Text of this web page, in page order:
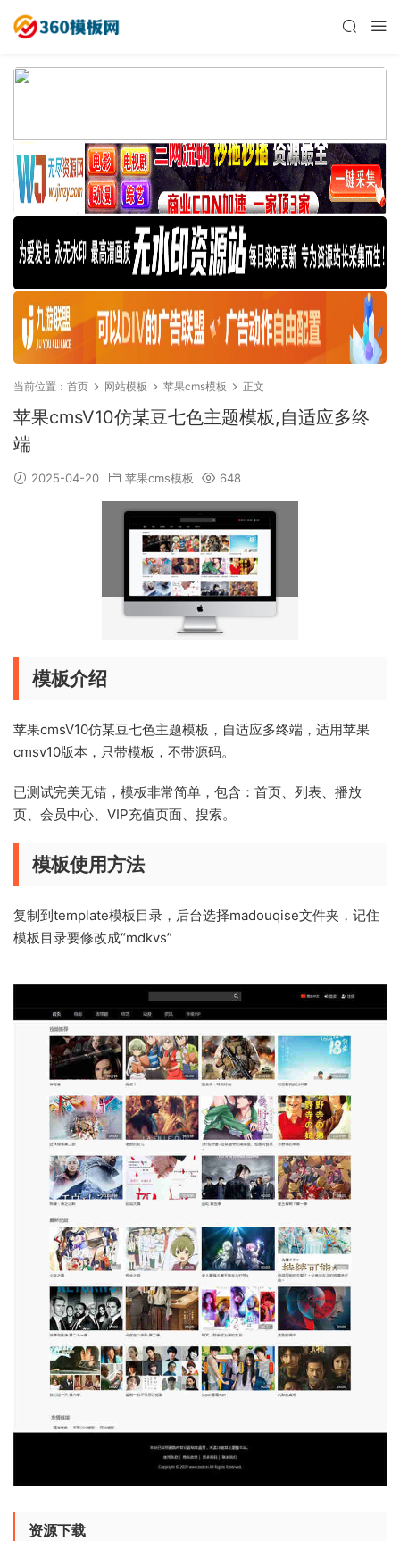
当前位置： 首页 网站模板 苹果cms模板 正文
苹果cmsV10仿某豆七色主题模板,自适应多终
端
2025-04-20 苹果cms模板 648
模板介绍
苹果cmsV10仿某豆七色主题模板，自适应多终端，适用苹果
cmsv10版本，只带模板，不带源码。
已测试完美无错，模板非常简单，包含：首页、列表、播放
页、会员中心、VIP充值页面、搜索。
模板使用方法
复制到template模板目录，后台选择madouqise文件夹，记住
模板目录要修改成“mdkvs”
资源下载